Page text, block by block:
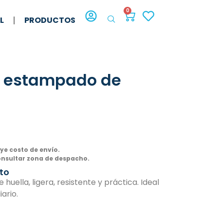
PRODUCTOS
0
estampado de
costo de envío.
zona de despacho.
huella, ligera, resistente y práctica. Ideal